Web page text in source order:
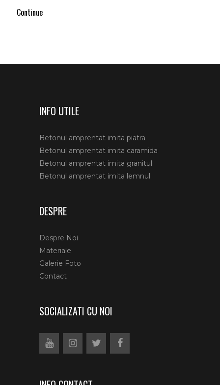
Continue
INFO UTILE
Betonul amprentat imita piatra
Betonul amprentat imita caramida
Betonul amprentat imita granitul
Betonul amprentat imita lemnul
DESPRE
Despre Noi
Materiale
Galerie Foto
Contact
SOCIALIZATI CU NOI